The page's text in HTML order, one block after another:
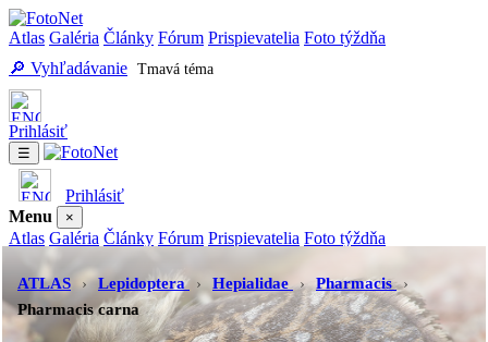
Atlas Galéria Články Fórum Prispievatelia Foto týždňa
🔎 Vyhľadávanie Tmavá téma
Prihlásiť
☰
Prihlásiť
Menu
×
Atlas Galéria Články Fórum Prispievatelia Foto týždňa
Vyhľadávanie
ATLAS
› Lepidoptera › Hepialidae › Pharmacis ›
Pharmacis carna